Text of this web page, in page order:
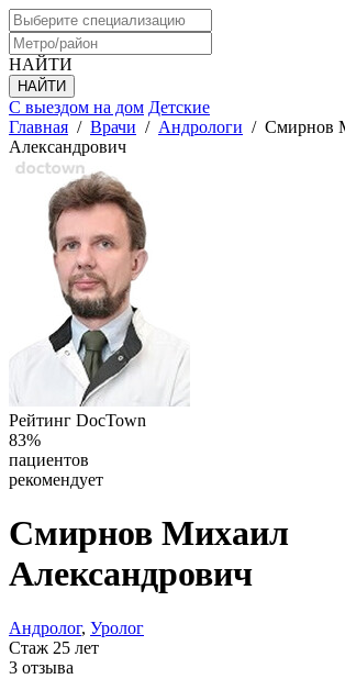
НАЙТИ
С выездом на дом Детские
Главная / Врачи / Андрологи / Смирнов
Александрович
Рейтинг DocTown
83%
пациентов
рекомендует
Смирнов Михаил
Александрович
Андролог, Уролог
Стаж 25 лет
3 отзыва